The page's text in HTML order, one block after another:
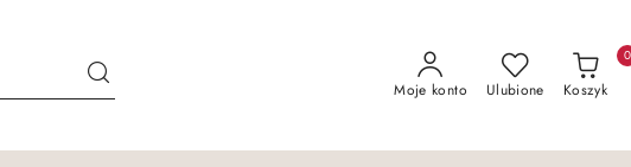
Moje konto Ulubione Koszyk
0